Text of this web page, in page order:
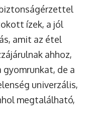
ízek, a jól
amit az étel
ahhoz,
gyomrunkat, de a
univerzális,
megtalálható,